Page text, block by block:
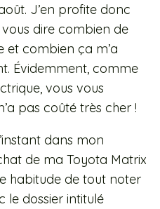
J’en profite donc
dire combien de
et combien ça m’a
Évidemment, comme
vous vous
pas coûté très cher !
dans mon
de ma Toyota Matrix
habitude de tout noter
le dossier intitulé